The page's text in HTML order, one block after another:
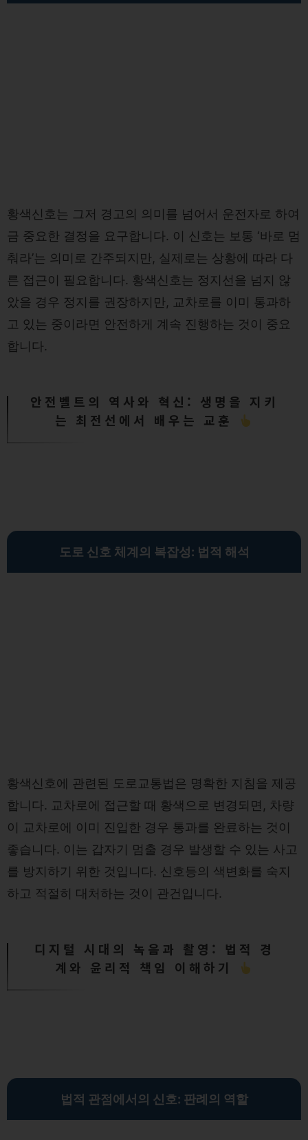
황색신호는 그저 경고의 의미를 넘어서 운전자로 하여
금 중요한 결정을 요구합니다. 이 신호는 보통 ‘바로 멈
춰라’는 의미로 간주되지만, 실제로는 상황에 따라 다
른 접근이 필요합니다. 황색신호는 정지선을 넘지 않
았을 경우 정지를 권장하지만, 교차로를 이미 통과하
고 있는 중이라면 안전하게 계속 진행하는 것이 중요
합니다.
안전벨트의 역사와 혁신: 생명을 지키
는 최전선에서 배우는 교훈
도로 신호 체계의 복잡성: 법적 해석
황색신호에 관련된 도로교통법은 명확한 지침을 제공
합니다. 교차로에 접근할 때 황색으로 변경되면, 차량
이 교차로에 이미 진입한 경우 통과를 완료하는 것이
좋습니다. 이는 갑자기 멈출 경우 발생할 수 있는 사고
를 방지하기 위한 것입니다. 신호등의 색변화를 숙지
하고 적절히 대처하는 것이 관건입니다.
디지털 시대의 녹음과 촬영: 법적 경
계와 윤리적 책임 이해하기
법적 관점에서의 신호: 판례의 역할